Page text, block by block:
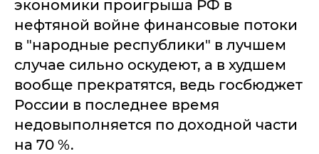
экономики проигрыша РФ в
нефтяной войне финансовые потоки
в "народные республики" в лучшем
случае сильно оскудеют, а в худшем
вообще прекратятся, ведь госбюджет
России в последнее время
недовыполняется по доходной части
на 70 %.